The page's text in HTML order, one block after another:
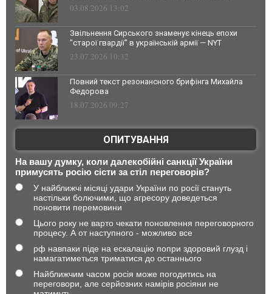
03.08.2026 13:02
Звільнення Сирського знаменує кінець епохи
"старої гвардії" в українській армії — NYT
23.07.2026 10:32
Повний текст резонансного брифінга Михайла
Федорова
18.07.2026 09:27
ОПИТУВАННЯ
На вашу думку, коли далекобійні санкції України
примусять росію сісти за стіл переговорів?
У найближчі місяці удари України по росії стануть
настільки болючими, що агресору доведеться
поновити перемовини
Цього року не варто чекати поновлення переговорного
процесу. А от наступного - можливо все
рф навпаки піде на ескалацію попри здоровий глузд і
намагатиметься триматися до останнього
Найближчим часом росія може погодитись на
переговори, але серйозних намірів росіяни не